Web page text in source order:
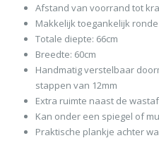
Afstand van voorrand tot
Makkelijk toegankelijk
Totale diepte: 66cm
Breedte: 60cm
Handmatig verstelbaar
stappen van 12mm
Extra ruimte naast de
Kan onder een spiegel of
Praktische plankje achter